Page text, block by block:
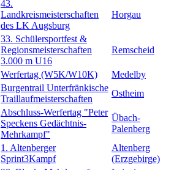
43.
Landkreismeisterschaften
des LK Augsburg
Horgau
33. Schülersportfest &
Regionsmeisterschaften
3.000 m U16
Remscheid
Werfertag (W5K/W10K)
Medelby
Burgentrail Unterfränkische
Traillaufmeisterschaften
Ostheim
Abschluss-Werfertag "Peter
Speckens Gedächtnis-
Mehrkampf"
Übach-
Palenberg
1. Altenberger
Sprint3Kampf
Altenberg
(Erzgebirge)